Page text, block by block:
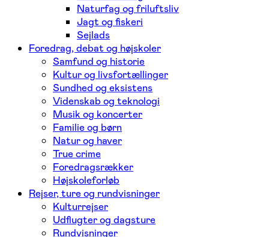
Naturfag og friluftsliv
Jagt og fiskeri
Sejlads
Foredrag, debat og højskoler
Samfund og historie
Kultur og livsfortællinger
Sundhed og eksistens
Videnskab og teknologi
Musik og koncerter
Familie og børn
Natur og haver
True crime
Foredragsrækker
Højskoleforløb
Rejser, ture og rundvisninger
Kulturrejser
Udflugter og dagsture
Rundvisninger